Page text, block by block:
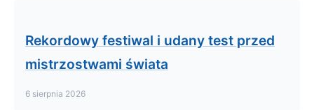
Rekordowy festiwal i udany test przed
mistrzostwami świata
6 sierpnia 2026